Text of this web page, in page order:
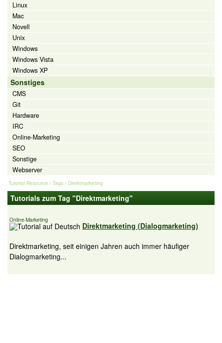
Linux
Mac
Novell
Unix
Windows
Windows Vista
Windows XP
Sonstiges
CMS
Git
Hardware
IRC
Online-Marketing
SEO
Sonstige
Webserver
Tutorial Resource / Tags / Direktmarketing
Tutorials zum Tag "Direktmarketing"
Online-Marketing
Direktmarketing (Dialogmarketing)
Direktmarketing, seit einigen Jahren auch immer häufiger
Dialogmarketing...